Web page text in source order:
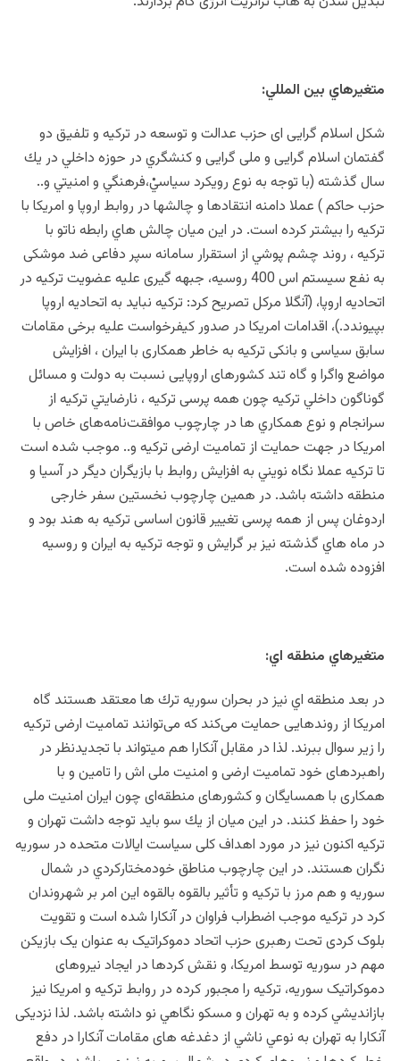
متغيرهاي بين المللي:
شکل اسلام گرایی ای حزب عدالت و توسعه در ترکیه و تلفیق دو
گفتمان اسلام گرایی و ملی گرایی و كنشگري در حوزه داخلي در يك
سال گذشته (با توجه به نوع رويكرد سياسي‏ْ،فرهنگي و امنيتي و..
حزب حاكم ) عملا دامنه انتقادها و چالشها در روابط اروپا و امريكا با
تركيه را بيشتر كرده است. در اين ميان چالش هاي رابطه ناتو با
ترکیه ، روند چشم پوشي از استقرار سامانه سپر دفاعی ضد موشکی
به نفع سیستم اس 400 روسیه، جبهه گیری علیه عضویت ترکیه در
اتحادیه اروپا، (آنگلا مرکل تصریح کرد: ترکیه نباید به اتحادیه اروپا
بپیوندد.)، اقدامات امريكا در صدور کیفرخواست علیه برخی مقامات
سابق سیاسی و بانکی ترکیه به خاطر همکاری با ایران ، افزايش
مواضع واگرا و گاه تند کشورهای اروپایی نسبت به دولت و مسائل
گوناگون داخلي تركيه چون همه پرسی ترکیه ، نارضايتي تركيه از
سرانجام و نوع همكاري ها در چارچوب موافقت‌نامه‌های خاص با
امريكا در جهت حمايت از تمامیت ارضی تركيه و.. موجب شده است
تا تركيه عملا نگاه نويني به افزايش روابط با بازيگران ديگر در آسيا و
منطقه داشته باشد. در همين چارچوب نخستین سفر خارجی
اردوغان پس از همه پرسی تغییر قانون اساسی ترکیه به هند بود و
در ماه هاي گذشته نيز بر گرایش و توجه ترکیه به ایران و روسیه
افزوده شده است.
متغيرهاي منطقه اي:
در بعد منطقه اي نيز در بحران سوريه ترك ها معتقد هستند گاه
امريكا از روند‌هایی حمایت می‌کند که می‌توانند تمامیت ارضی ترکیه
را زیر سوال ببرند. لذا در مقابل آنكارا هم ميتواند با تجدیدنظر در
راهبردهای خود تمامیت ارضی و امنیت ملی اش را تامین و با
همکاری با همسایگان و کشورهای منطقه‌ای چون ايران امنیت ملی
خود را حفظ کنند. در اين ميان از يك سو بايد توجه داشت تهران و
تركيه اكنون نیز در مورد اهداف کلی سیاست ایالات متحده در سوریه
نگران هستند. در اين چارچوب مناطق خودمختاركردي در شمال
سوريه و هم مرز با تركيه و تأثیر بالقوه بالقوه این امر بر شهروندان
کرد در ترکیه موجب اضطراب فراوان در آنكارا شده است و تقويت
بلوک کردی تحت رهبری حزب اتحاد دموکراتیک به عنوان یک بازیکن
مهم در سوریه توسط امريكا، و نقش كردها در ایجاد نیروهای
دموکراتیک سوریه، ترکیه را مجبور کرده در روابط ترکیه و امريكا نيز
بازانديشي كرده و به تهران و مسكو نگاهي نو داشته باشد. لذا نزدیکی
آنكارا به تهران به نوعي ناشي از دغدغه های مقامات آنکارا در دفع